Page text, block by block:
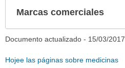
Marcas comerciales
Documento actualizado - 15/03/2017
Hojee las páginas sobre medicinas